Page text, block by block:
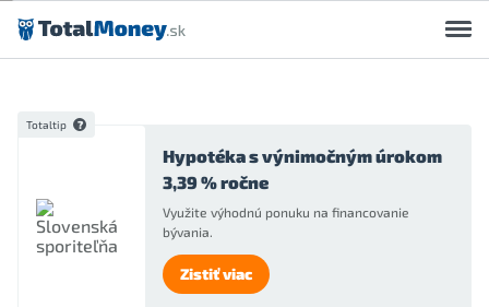
Preskočiť na obsah
Totaltip
Hypotéka s výnimočným úrokom
3,39 % ročne
Využite výhodnú ponuku na financovanie
bývania.
Zistiť viac